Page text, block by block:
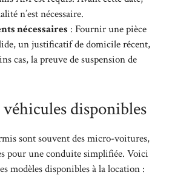
n’est nécessaire.
nécessaires : Fournir une pièce
un justificatif de domicile récent,
cas, la preuve de suspension de
véhicules disponibles
sont souvent des micro-voitures,
pour une conduite simplifiée. Voici
modèles disponibles à la location :